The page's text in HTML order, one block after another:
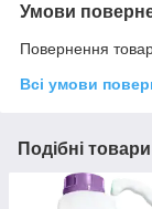
Умови
Повернення
Всі умови
Подібні